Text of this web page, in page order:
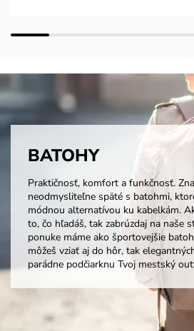
BATOHY
Praktičnosť, komfort a funkčnosť.
neodmysliteľne späté s batohmi,
módnou alternatívou ku kabelkám.
to, čo hľadáš, tak zabrúzdaj na naše
ponuke máme ako športovejšie
môžeš vziať aj do hôr, tak
parádne podčiarknu Tvoj mestský